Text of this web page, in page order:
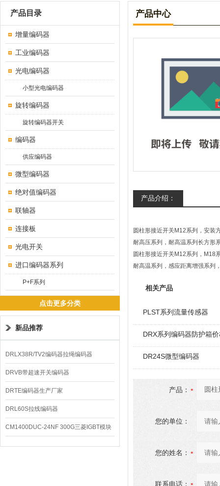
产品目录
增量编码器
工业编码器
光电编码器
小型光电编码器
旋转编码器
旋转编码器开关
编码器
供应编码器
微型编码器
绝对值编码器
联轴器
连接板
光电开关
进口编码器系列
P+F系列
点击更多分类
新品推荐
DRLX38R/TV2编码器拉绳编码器
DRVB带超速开关编码器
DRTE编码器生产厂家
DRL60S拉线编码器
CM1400DUC-24NF 300G三菱IGBT模块
产品中心
产品介绍：
圆柱形接近开关M12系列，安装
耐高压系列，耐高温系列长方形
圆柱形接近开关M12系列，M18
耐高温系列，感应距离增强系列
相关产品
PLST系列流量传感器
DRX系列编码器防护箱
DR24S微型编码器
产品：
您的单位：
您的姓名：
联系电话：